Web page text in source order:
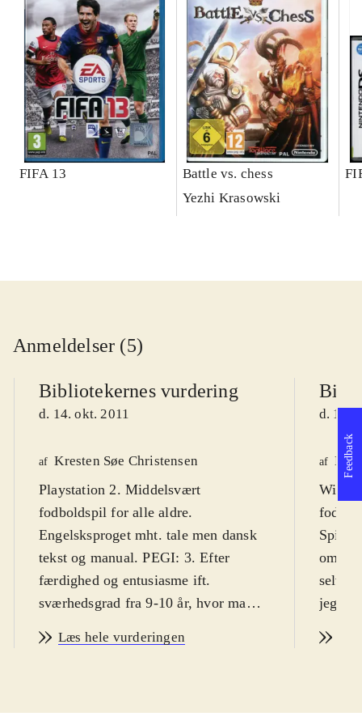
FIFA 13
Battle vs. chess
Yezhi Krasowski
Anmeldelser (5)
Bibliotekernes vurdering
d. 14. okt. 2011
af Kresten Søe Christensen
Playstation 2. Middelsvært
fodboldspil for alle aldre.
Engelsksproget mht. tale men dansk
tekst og manual. PEGI: 3. Efter
færdighed og entusiasme ift.
sværhedsgrad fra 9-10 år, hvor man
undervejs. Primær målgruppe er dog
oplagte Playstation 2 sportsspil igen
Læs hele vurderingen
d. 14.
af
Wii.
Spillet
jeg.
så
Feedback